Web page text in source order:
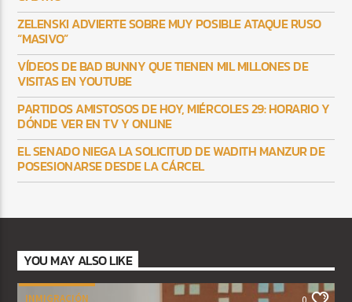
ZELENSKI ADVIERTE SOBRE MUY POSIBLE ATAQUE RUSO
“MASIVO”
VÍDEOS DE BAD BUNNY QUE TIENEN MIL MILLONES DE
VISITAS EN YOUTUBE
PARTIDOS AMISTOSOS DE HOY, MIÉRCOLES 29: HORARIO Y
DÓNDE VER EN TV Y ONLINE
EL SENADO NIEGA LA SOLICITUD DE WADITH MANZUR DE
POSESIONARSE DESDE LA CÁRCEL
YOU MAY ALSO LIKE
INMIGRACIÓN